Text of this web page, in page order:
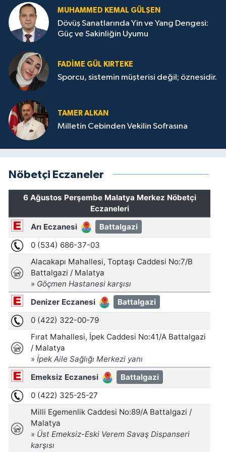
MUHAMMED KEMAL GÜLŞEN
Dövüş Sanatlarında Yin ve Yang Dengesi:
Güç ve Sakinliğin Uyumu
FADIME GÜL KIRTEKE
Sporcu, sistemin müşterisi değil; öznesidir.
TAMER ALKAN
Milletin Cebinden Vekilin Sofrasına
Nöbetçi Eczaneler